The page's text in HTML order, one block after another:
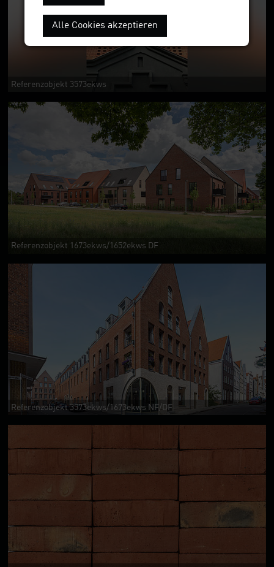
Referenzobjekt 3573ekws
Referenzobjekt 1673ekws/1652ekws DF
Referenzobjekt 3573ekws/1673ekws NF/DF
Alle Cookies akzeptieren